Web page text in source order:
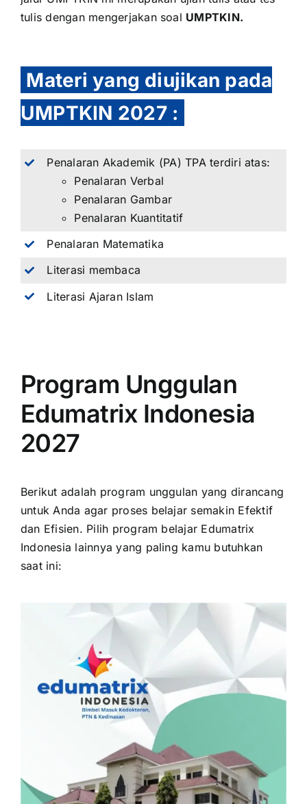
tulis dengan mengerjakan soal UMPTKIN.
Materi yang diujikan pada
UMPTKIN 2027:
Penalaran Akademik (PA) TPA terdiri atas:
Penalaran Verbal
Penalaran Gambar
Penalaran Kuantitatif
Penalaran Matematika
Literasi membaca
Literasi Ajaran Islam
Program Unggulan
Edumatrix Indonesia
2027
Berikut adalah program unggulan yang dirancang
untuk Anda agar proses belajar semakin Efektif
dan Efisien. Pilih program belajar Edumatrix
Indonesia lainnya yang paling kamu butuhkan
saat ini: